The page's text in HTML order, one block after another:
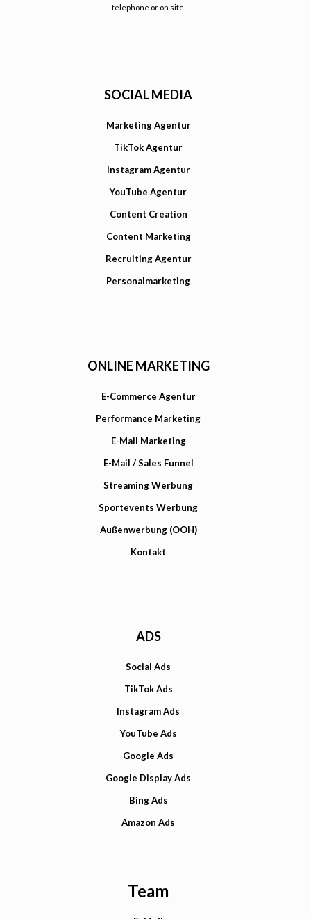
telephone or on site.
SOCIAL MEDIA
Marketing Agentur
TikTok Agentur
Instagram Agentur
YouTube Agentur
Content Creation
Content Marketing
Recruiting Agentur
Personalmarketing
ONLINE MARKETING
E-Commerce Agentur
Performance Marketing
E-Mail Marketing
E-Mail / Sales Funnel
Streaming Werbung
Sportevents Werbung
Außenwerbung (OOH)
Kontakt
ADS
Social Ads
TikTok Ads
Instagram Ads
YouTube Ads
Google Ads
Google Display Ads
Bing Ads
Amazon Ads
Team